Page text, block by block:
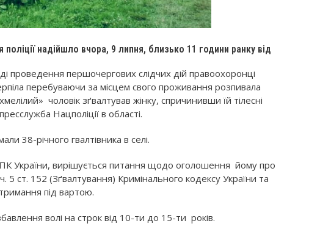
надійшло вчора, 9 липня, близько 11 години ранку від
проведення першочергових слідчих дій правоохоронці
перебуваючи за місцем свого проживання розпивала
чоловік зґвалтував жінку, спричинивши їй тілесні
Нацполіції в області.
38-річного гвалтівника в селі.
України, вирішується питання щодо оголошення йому про
5 ст. 152 (Зґвалтування) Кримінального кодексу України та
під вартою.
волі на строк від 10-ти до 15-ти років.